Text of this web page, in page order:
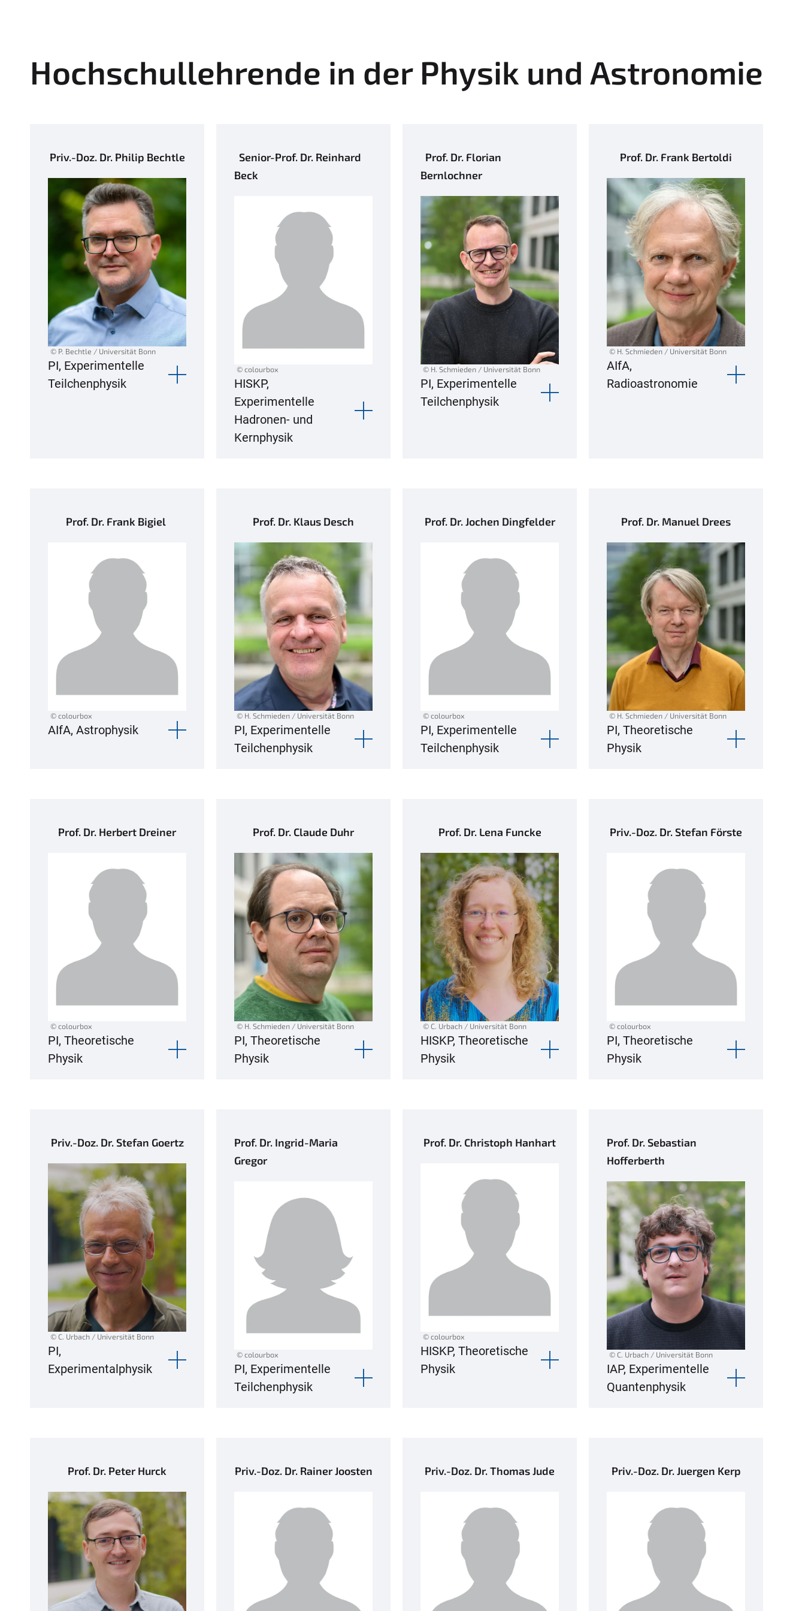
Hochschullehrende in der Physik und Astronomie
Priv.-Doz. Dr. Philip Bechtle
© P. Bechtle / Universität Bonn
PI, Experimentelle
Teilchenphysik
Senior-Prof. Dr. Reinhard
Beck
© colourbox
HISKP,
Experimentelle
Hadronen- und
Kernphysik
Prof. Dr. Florian
Bernlochner
© H. Schmieden / Universität Bonn
PI, Experimentelle
Teilchenphysik
Prof. Dr. Frank Bertoldi
© H. Schmieden / Universität Bonn
AIfA,
Radioastronomie
Prof. Dr. Frank Bigiel
© colourbox
AIfA, Astrophysik
Prof. Dr. Klaus Desch
© H. Schmieden / Universität Bonn
PI, Experimentelle
Teilchenphysik
Prof. Dr. Jochen Dingfelder
© colourbox
PI, Experimentelle
Teilchenphysik
Prof. Dr. Manuel Drees
© H. Schmieden / Universität Bonn
PI, Theoretische
Physik
Prof. Dr. Herbert Dreiner
© colourbox
PI, Theoretische
Physik
Prof. Dr. Claude Duhr
© H. Schmieden / Universität Bonn
PI, Theoretische
Physik
Prof. Dr. Lena Funcke
© C. Urbach / Universität Bonn
HISKP, Theoretische
Physik
Priv.-Doz. Dr. Stefan Förste
© colourbox
PI, Theoretische
Physik
Priv.-Doz. Dr. Stefan Goertz
© C. Urbach / Universität Bonn
PI,
Experimentalphysik
Prof. Dr. Ingrid-Maria
Gregor
© colourbox
PI, Experimentelle
Teilchenphysik
Prof. Dr. Christoph Hanhart
© colourbox
HISKP, Theoretische
Physik
Prof. Dr. Sebastian
Hofferberth
© C. Urbach / Universität Bonn
IAP, Experimentelle
Quantenphysik
Prof. Dr. Peter Hurck Priv.-Doz. Dr. Rainer Joosten Priv.-Doz. Dr. Thomas Jude Priv.-Doz. Dr. Juergen Kerp